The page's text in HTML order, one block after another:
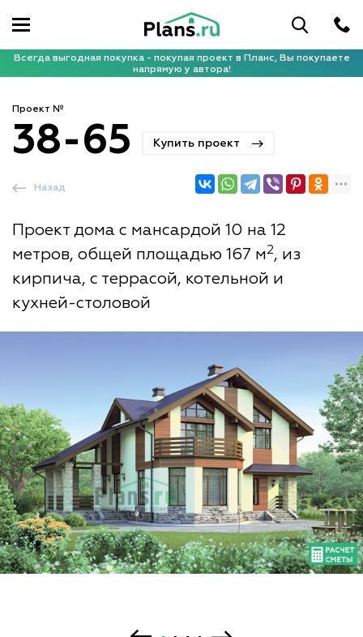
Всегда выгодная покупка - покупая проект в Планс, Вы покупаете
напрямую у автора!
Проект №
38-65 Купить проект
Проект дома с мансардой 10 на 12
метров, общей площадью 167 м2, из
кирпича, с террасой, котельной и
кухней-столовой
Назад